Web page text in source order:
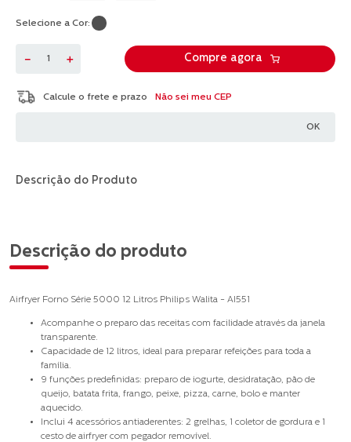
Selecione a Cor:
＋
－ Compre agora
Não sei meu CEP
Descrição do Produto
Descrição do produto
Airfryer Forno Série 5000 12 Litros Philips Walita - AI551
Acompanhe o preparo das receitas com facilidade através da janela
transparente.
Capacidade de 12 litros, ideal para preparar refeições para toda a
família.
9 funções predefinidas: preparo de iogurte, desidratação, pão de
queijo, batata frita, frango, peixe, pizza, carne, bolo e manter
aquecido.
Inclui 4 acessórios antiaderentes: 2 grelhas, 1 coletor de gordura e 1
cesto de airfryer com pegador removível.